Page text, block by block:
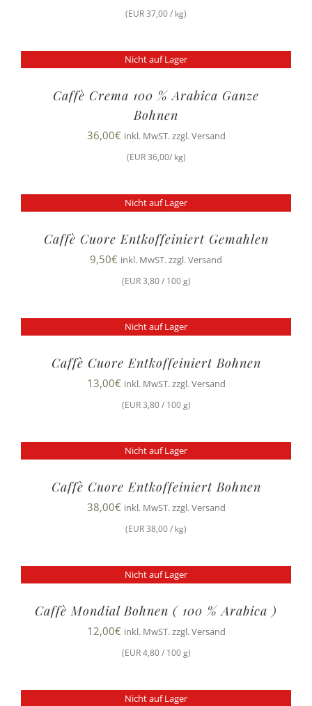
(EUR 37,00 / kg)
Nicht auf Lager
Caffè Crema 100 % Arabica Ganze
Bohnen
36,00€ inkl. MwST. zzgl. Versand
(EUR 36,00/ kg)
Nicht auf Lager
Caffè Cuore Entkoffeiniert Gemahlen
9,50€ inkl. MwST. zzgl. Versand
(EUR 3,80 / 100 g)
Nicht auf Lager
Caffè Cuore Entkoffeiniert Bohnen
13,00€ inkl. MwST. zzgl. Versand
(EUR 3,80 / 100 g)
Nicht auf Lager
Caffè Cuore Entkoffeiniert Bohnen
38,00€ inkl. MwST. zzgl. Versand
(EUR 38,00 / kg)
Nicht auf Lager
Caffè Mondial Bohnen ( 100 % Arabica )
12,00€ inkl. MwST. zzgl. Versand
(EUR 4,80 / 100 g)
Nicht auf Lager